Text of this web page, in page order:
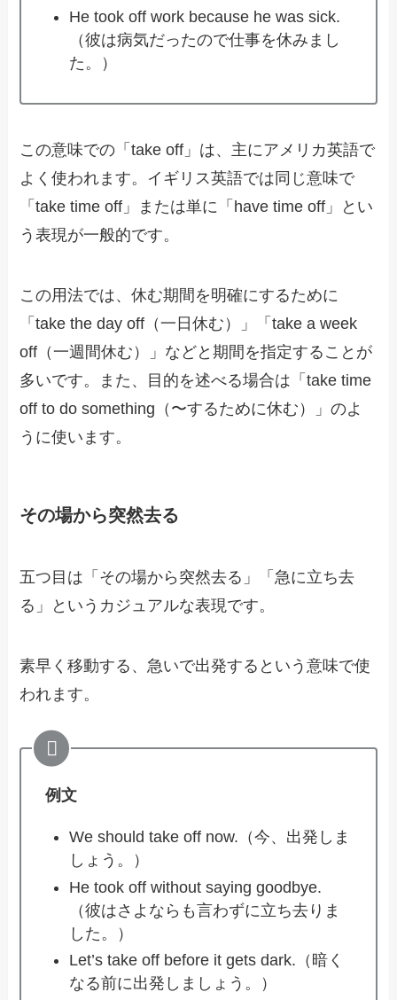
He took off work because he was sick.
（彼は病気だったので仕事を休みまし
た。）
この意味での「take off」は、主にアメリカ英語で
よく使われます。イギリス英語では同じ意味で
「take time off」または単に「have time off」とい
う表現が一般的です。
この用法では、休む期間を明確にするために
「take the day off（一日休む）」「take a week
off（一週間休む）」などと期間を指定することが
多いです。また、目的を述べる場合は「take time
off to do something（〜するために休む）」のよ
うに使います。
その場から突然去る
五つ目は「その場から突然去る」「急に立ち去
る」というカジュアルな表現です。
素早く移動する、急いで出発するという意味で使
われます。
例文
We should take off now.（今、出発しま
しょう。）
He took off without saying goodbye.
（彼はさよならも言わずに立ち去りま
した。）
Let’s take off before it gets dark.（暗く
なる前に出発しましょう。）